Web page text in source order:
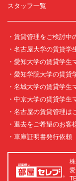
スタッフ一覧
・賃貸管理をご検討中
・名古屋大学の賃貸学
・愛知大学の賃貸学生
・愛知学院大学の賃貸
・名城大学の賃貸学生
・中京大学の賃貸学生
・名古屋の賃貸管理は
・退去をご希望のお客
・車庫証明書発行依頼